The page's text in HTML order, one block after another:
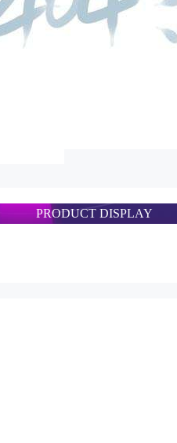
PRODUCT DISPLAY